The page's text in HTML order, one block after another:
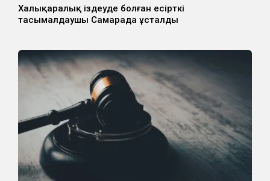
Халықаралық іздеуде болған есірткі
тасымалдаушы Самарада ұсталды